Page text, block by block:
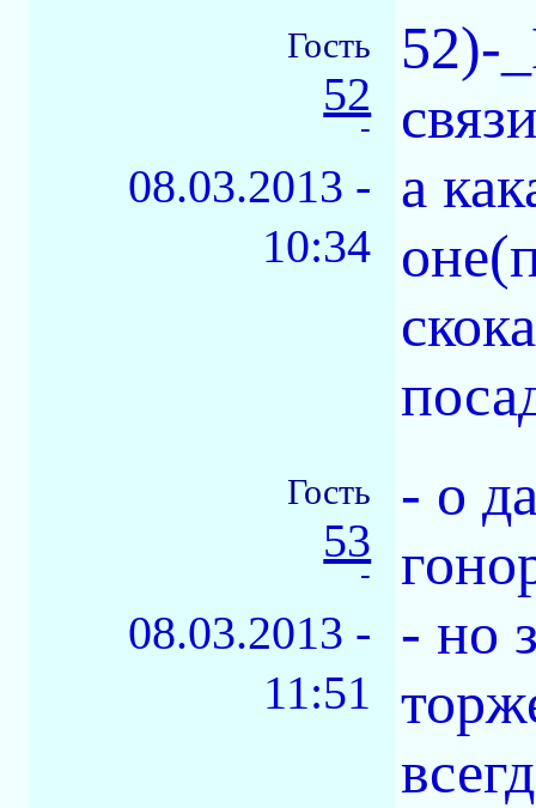
Гость
52
-
08.03.2013 -
10:34
52)-
а
Гость
53
-
08.03.2013 -
11:51
- о
- но